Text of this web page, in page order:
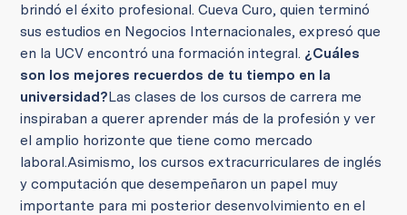
brindó el éxito profesional.Cueva Curo, quien terminó
sus estudios en Negocios Internacionales, expresó que
en la UCV encontró una formación integral. ¿Cuáles
son los mejores recuerdos de tu tiempo en la
universidad?Las clases de los cursos de carrera me
inspiraban a querer aprender más de la profesión y ver
el amplio horizonte que tiene como mercado
laboral.Asimismo, los cursos extracurriculares de inglés
y computación que desempeñaron un papel muy
importante para mi posterior desenvolvimiento en el